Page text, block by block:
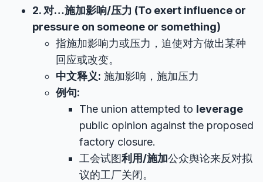
2. 对…施加影响/压力 (To exert influence or
pressure on someone or something)
指施加影响力或压力，迫使对方做出某种
回应或改变。
中文释义: 施加影响，施加压力
例句:
The union attempted to leverage
public opinion against the proposed
factory closure.
工会试图利用/施加公众舆论来反对拟
议的工厂关闭。